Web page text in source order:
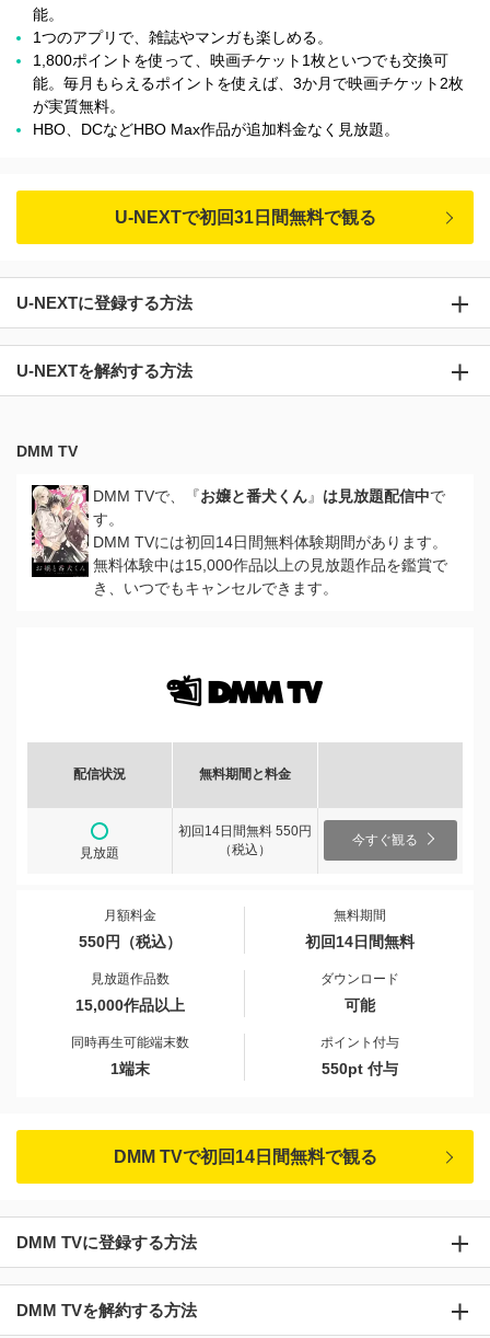
能。
1つのアプリで、雑誌やマンガも楽しめる。
1,800ポイントを使って、映画チケット1枚といつでも交換可
能。毎月もらえるポイントを使えば、3か月で映画チケット2枚
が実質無料。
HBO、DCなどHBO Max作品が追加料金なく見放題。
U-NEXTで初回31日間無料で観る
U-NEXTに登録する方法
U-NEXTを解約する方法
DMM TV
DMM TVで、『お嬢と番犬くん』 は見放題配信中で
す。
DMM TVには初回14日間無料体験期間があります。
無料体験中は15,000作品以上の見放題作品を鑑賞で
き、いつでもキャンセルできます。
配信状況 無料期間と料金
見放題
初回14日間無料 550円
（税込）
今すぐ観る
月額料金
550円（税込）
無料期間
初回14日間無料
見放題作品数
15,000作品以上
ダウンロード
可能
同時再生可能端末数
1端末
ポイント付与
550pt 付与
DMM TVで初回14日間無料で観る
DMM TVに登録する方法
DMM TVを解約する方法